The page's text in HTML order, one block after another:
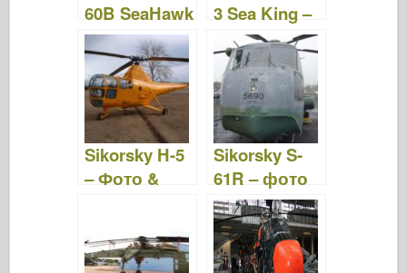
60B SeaHawk
– фото &
відео
3 Sea King –
Фото &
Відео
Sikorsky H-5
– Фото &
Sikorsky S-
61R – фото
& відео